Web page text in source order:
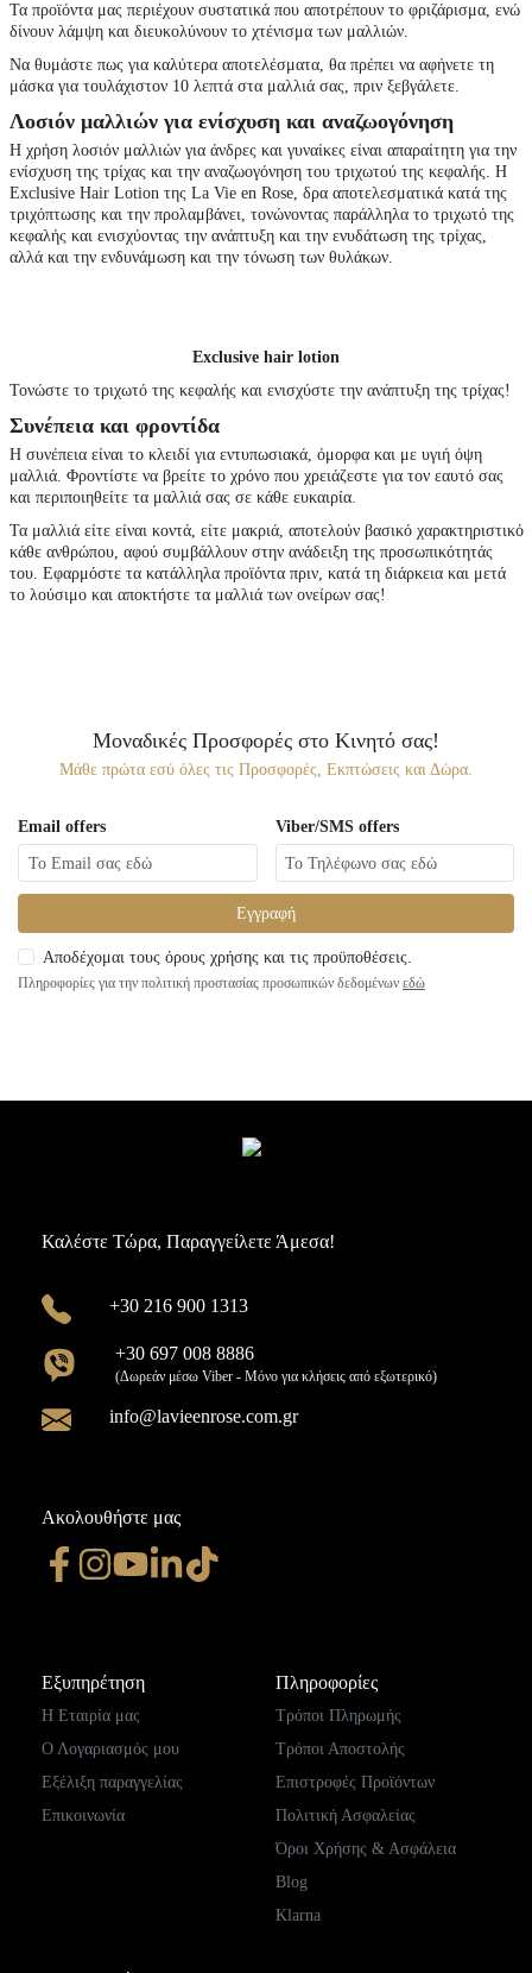
Τα προϊόντα μας περιέχουν συστατικά που αποτρέπουν το φριζάρισμα, ενώ
δίνουν λάμψη και διευκολύνουν το χτένισμα των μαλλιών.
Να θυμάστε πως για καλύτερα αποτελέσματα, θα πρέπει να αφήνετε τη
μάσκα για τουλάχιστον 10 λεπτά στα μαλλιά σας, πριν ξεβγάλετε.
Λοσιόν μαλλιών για ενίσχυση και αναζωογόνηση
Η χρήση λοσιόν μαλλιώνγια άνδρες και γυναίκες είναι απαραίτητη για την
ενίσχυση της τρίχας και την αναζωογόνηση του τριχωτού της κεφαλής. Η
Exclusive Hair Lotion της La Vie en Rose, δρα αποτελεσματικά κατά της
τριχόπτωσης και την προλαμβάνει, τονώνοντας παράλληλα το τριχωτό της
κεφαλής και ενισχύοντας την ανάπτυξη και την ενυδάτωση της τρίχας,
αλλά και την ενδυνάμωση και την τόνωση των θυλάκων.
Exclusive hair lotion
Τονώστε το τριχωτό της κεφαλής και ενισχύστε την ανάπτυξη της τρίχας!
Συνέπεια και φροντίδα
Η συνέπεια είναι το κλειδί για εντυπωσιακά, όμορφα και με υγιή όψη
μαλλιά. Φροντίστε να βρείτε το χρόνο που χρειάζεστε για τον εαυτό σας
και περιποιηθείτε τα μαλλιά σας σε κάθε ευκαιρία.
Τα μαλλιά είτε είναι κοντά, είτε μακριά, αποτελούν βασικό χαρακτηριστικό
κάθε ανθρώπου, αφού συμβάλλουν στην ανάδειξη της προσωπικότητάς
του. Εφαρμόστε τα κατάλληλα προϊόντα πριν, κατά τη διάρκεια και μετά
το λούσιμο και αποκτήστε τα μαλλιά των ονείρων σας!
Μοναδικές Προσφορές στο Κινητό σας!
Μάθε πρώτα εσύ όλες τις Προσφορές, Εκπτώσεις και Δώρα.
Email offers Viber/SMS offers
Εγγραφή
Αποδέχομαι τους όρους χρήσης και τις προϋποθέσεις.
Πληροφορίες για την πολιτική προστασίας προσωπικών δεδομένων εδώ
Καλέστε Τώρα, Παραγγείλετε Άμεσα!
+30 216 900 1313
+30 697 008 8886
(Δωρεάν μέσω Viber - Μόνο για κλήσεις από εξωτερικό)
info@lavieenrose.com.gr
Ακολουθήστε μας
Εξυπηρέτηση
Η Εταιρία μας
Ο Λογαριασμός μου
Εξέλιξη παραγγελίας
Επικοινωνία
Πληροφορίες
Τρόποι Πληρωμής
Τρόποι Αποστολής
Επιστροφές Προϊόντων
Πολιτική Ασφαλείας
Όροι Χρήσης & Ασφάλεια
Blog
Klarna